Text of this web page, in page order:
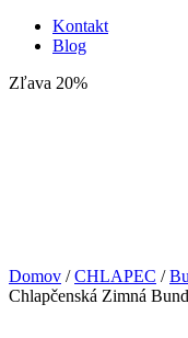
Kontakt
Blog
Zľava 20%
Domov /CHLAPEC /
Chlapčenská Zimná